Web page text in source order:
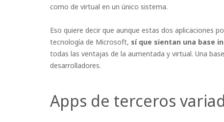
como de virtual en un único sistema.
Eso quiere decir que aunque estas dos aplicaciones
tecnología de Microsoft, sí que sientan una base
todas las ventajas de la aumentada y virtual. Una
desarrolladores.
Apps de terceros